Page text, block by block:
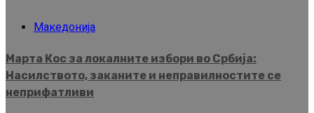
Македонија
Марта Кос за локалните избори во Србија:
Насилството, заканите и неправилностите се
неприфатливи